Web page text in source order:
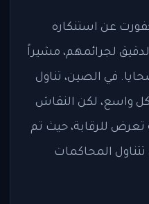
عن استنكاره
لجرائمهم، مشيراً
في الصين، تناول
واسع، لكن النقاش
تعرض للرقابة، حيث تم
المحاكمات